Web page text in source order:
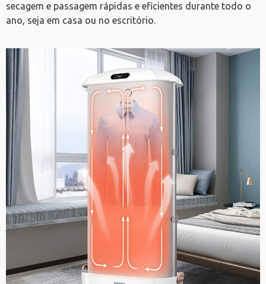
secagem e passagem rápidas e eficientes durante todo o
ano, seja em casa ou no escritório.